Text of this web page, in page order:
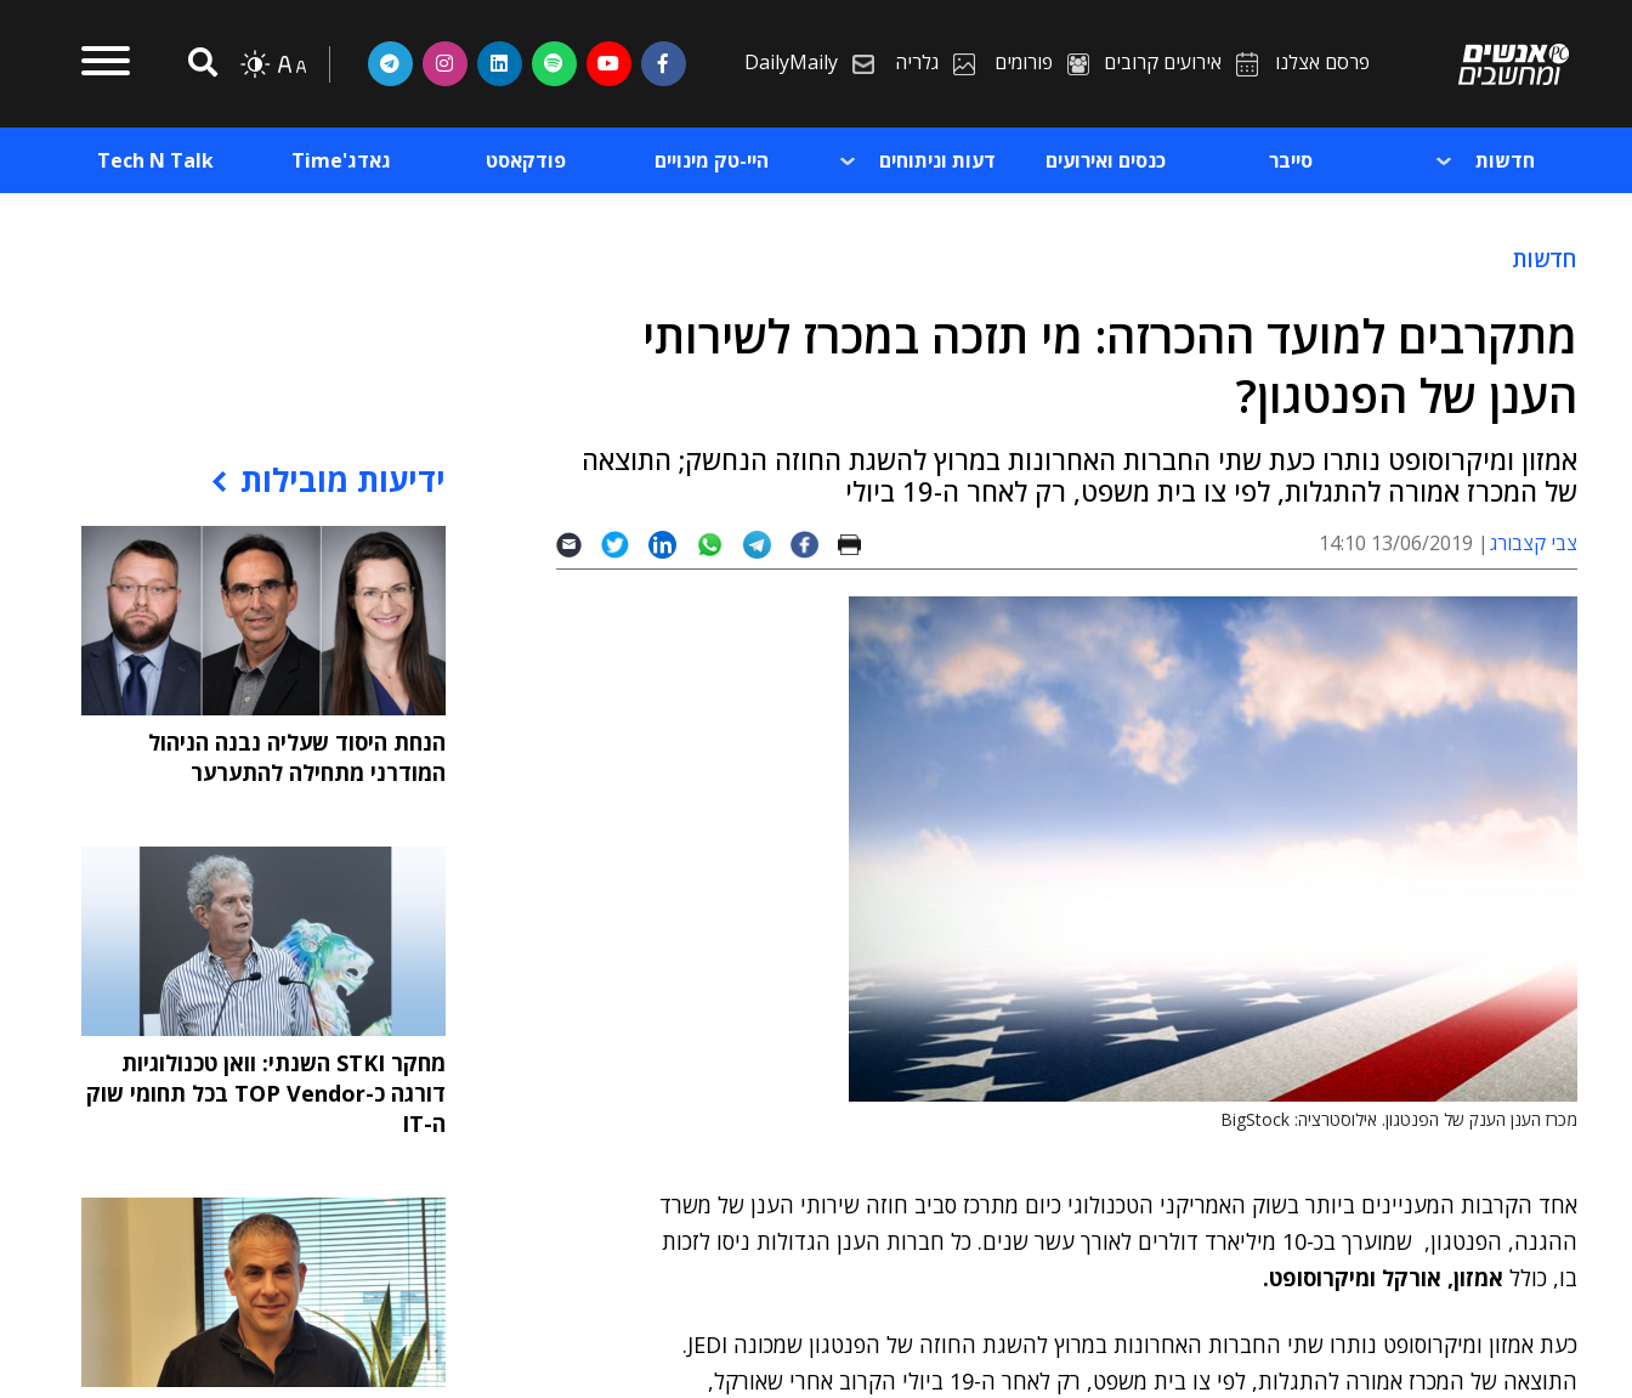
פרסם אצלנו אירועים קרובים פורומים גלריה DailyMaily
חדשות סייבר כנסים ואירועים דעות וניתוחים היי-טק מינויים פודקאסט גאדג'Time Tech N Talk
חדשות
מתקרבים למועד ההכרזה: מי תזכה במכרז לשירותי
הענן של הפנטגון?
אמזון ומיקרוסופט נותרו כעת שתי החברות האחרונות במרוץ להשגת החוזה הנחשק; התוצאה
של המכרז אמורה להתגלות, לפי צו בית משפט, רק לאחר ה-19 ביולי
צבי קצבורג 13/06/2019 14:10
מכרז הענן הענק של הפנטגון. אילוסטרציה: BigStock
אחד הקרבות המעניינים ביותר בשוק האמריקני הטכנולוגי כיום מתרכז סביב חוזה שירותי הענן של משרד
ההגנה, הפנטגון, שמוערך בכ-10 מיליארד דולרים לאורך עשר שנים. כל חברות הענן הגדולות ניסו לזכות
בו, כולל אמזון, אורקל ומיקרוסופט.
כעת אמזון ומיקרוסופט נותרו שתי החברות האחרונות במרוץ להשגת החוזה של הפנטגון שמכונה JEDI.
התוצאה של המכרז אמורה להתגלות, לפי צו בית משפט, רק לאחר ה-19 ביולי הקרוב אחרי שאורקל,
ידיעות מובילות
הנחת היסוד שעליה נבנה הניהול
המודרני מתחילה להתערער
מחקר STKI השנתי: וואן טכנולוגיות
דורגה כ-TOP Vendor בכל תחומי שוק
ה-IT